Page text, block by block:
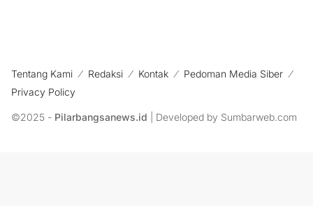
Tentang Kami Redaksi Kontak
Pedoman Media Siber
Privacy Policy
©2025 - Pilarbangsanews.id | Developed by Sumbarweb.com